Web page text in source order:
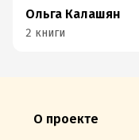
Ольга Калашян
2 книги
О проекте